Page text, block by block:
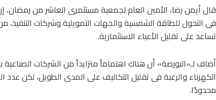
قال أيمن رضا، الأمين العام لجمعية مستثمرى العاشر من رمضان،
فى التحول للطاقة الشمسية والجهات التمويلية وشركات التنفيذ،
تساعد على تقليل الأعباء الاستثمارية.
أضاف لـ«البورصة» أن هناك اهتماماً متزايداً من الشركات
الكهرباء والرغبة فى تقليل التكاليف على المدى الطويل، لكن عدد
محدودًا.